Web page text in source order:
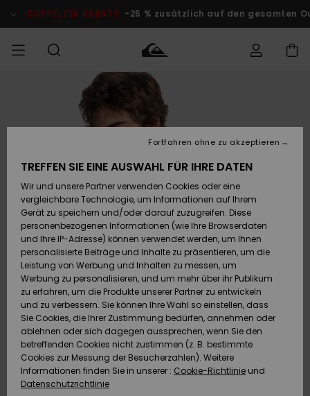
Produktinformation
DOPPELTER RABATT -25 % zusätzlich auf den gesamten
Kleidung
Accessoires
Schuhe&
Flip-Flops
Surf
Snow
Brandneu
Kleidung
Accessoires
Schuhe&
Flip-Flops
Surf
Snow
Brandneu
FRAUEN
Shop
Brandneu
Highlights
Snow
SURF
Surf Shop
Männer
Kinder
Highlights
Community
SNOW
Snow Shop
Männer
Snow Shop
Kinder
Snow Shop
Damen
Highlights
Community
DOPPELTER
RABATT
Outlet
Herren
KINDER
Outlet
Frauen
HILFE & KONTAKT
Auf meine
Bestellung
zugreifen
Retouren
Bezahlung
Geschenkkarte
Quiksilver
Freedom
Datenschutz
NACHHALTIGKEIT
TREFFEN SIE EINE AUSWAHL FÜR IHRE DATEN
Wir und unsere Partner verwenden Cookies oder eine
vergleichbare Technologie, um Informationen auf Ihrem
Gerät zu speichern und/oder darauf zuzugreifen. Diese
personenbezogenen Informationen (wie Ihre Browserdaten
und Ihre IP-Adresse) können verwendet werden, um Ihnen
personalisierte Beiträge und Inhalte zu präsentieren, um die
Leistung von Werbung und Inhalten zu messen, um
Werbung zu personalisieren, und um mehr über ihr Publikum
zu erfahren, um die Produkte unserer Partner zu entwickeln
und zu verbessern. Sie können Ihre Wahl so einstellen, dass
Sie Cookies, die Ihrer Zustimmung bedürfen, annehmen oder
ablehnen oder sich dagegen aussprechen, wenn Sie den
betreffenden Cookies nicht zustimmen (z. B. bestimmte
Cookies zur Messung der Besucherzahlen). Weitere
Informationen finden Sie in unserer : Cookie-Richtlinie und
Datenschutzrichtlinie
Fortfahren ohne zu akzeptieren